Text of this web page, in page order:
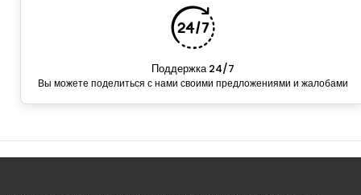
Поддержка 24/7
Вы можете поделиться с нами своими предложениями и жалобами